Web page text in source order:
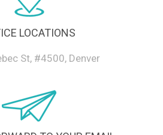
LOCATIONS
St, #4500, Denver